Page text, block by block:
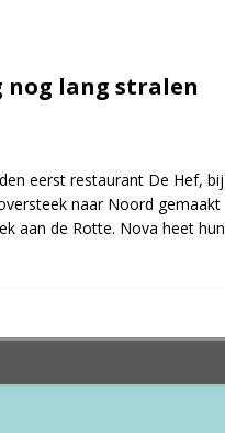
nog lang stralen
eerst restaurant De Hef, bij
naar Noord gemaakt
aan de Rotte. Nova heet hun